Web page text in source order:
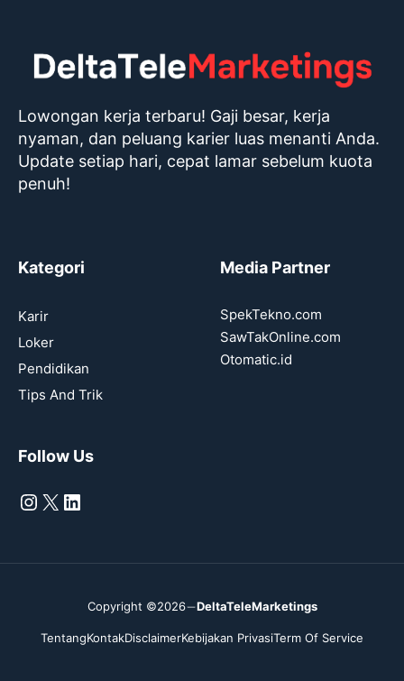
Lowongan kerja terbaru! Gaji besar, kerja
nyaman, dan peluang karier luas menanti Anda.
Update setiap hari, cepat lamar sebelum kuota
penuh!
Kategori
Karir
Loker
Pendidikan
Tips And Trik
Media Partner
SpekTekno.com
SawTakOnline.com
Otomatic.id
Follow Us
Instagram
X LinkedIn
Copyright ©2026 DeltaTeleMarketings
TentangKontakDisclaimerKebijakan PrivasiTerm Of Service